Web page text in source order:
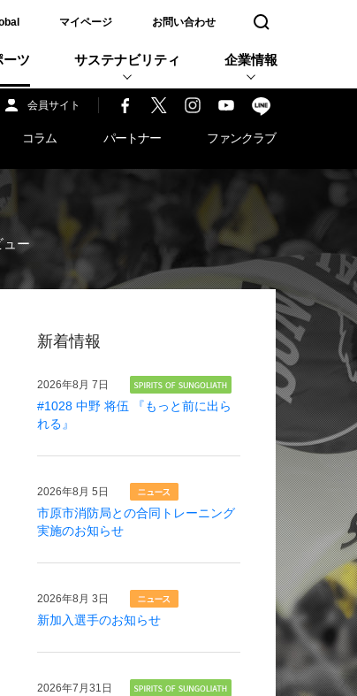
新しいウィンドウで開く
マイページ お問い合わせ 検索窓を開く
ーツ サステナビリティ 企業情報
会員サイト
コラム パートナー ファンクラブ
ュー
新着情報
2026年8月 7日
#1028 中野 将伍 『もっと前に出ら
れる』
2026年8月 5日
市原市消防局との合同トレーニング
実施のお知らせ
2026年8月 3日
新加入選手のお知らせ
2026年7月31日